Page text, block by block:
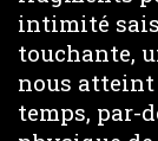
intimité
touchante,
nous atteint
temps, par-